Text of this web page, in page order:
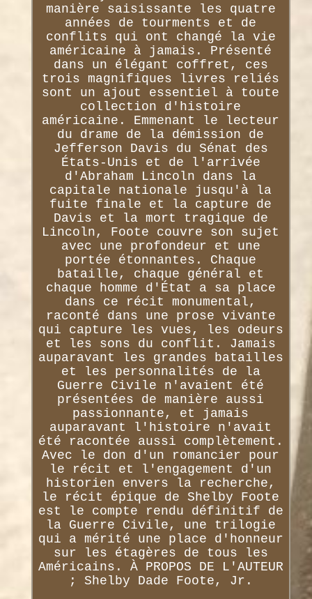
manière saisissante les quatre
années de tourments et de
conflits qui ont changé la vie
américaine à jamais. Présenté
dans un élégant coffret, ces
trois magnifiques livres reliés
sont un ajout essentiel à toute
collection d'histoire
américaine. Emmenant le lecteur
du drame de la démission de
Jefferson Davis du Sénat des
États-Unis et de l'arrivée
d'Abraham Lincoln dans la
capitale nationale jusqu'à la
fuite finale et la capture de
Davis et la mort tragique de
Lincoln, Foote couvre son sujet
avec une profondeur et une
portée étonnantes. Chaque
bataille, chaque général et
chaque homme d'État a sa place
dans ce récit monumental,
raconté dans une prose vivante
qui capture les vues, les odeurs
et les sons du conflit. Jamais
auparavant les grandes batailles
et les personnalités de la
Guerre Civile n'avaient été
présentées de manière aussi
passionnante, et jamais
auparavant l'histoire n'avait
été racontée aussi complètement.
Avec le don d'un romancier pour
le récit et l'engagement d'un
historien envers la recherche,
le récit épique de Shelby Foote
est le compte rendu définitif de
la Guerre Civile, une trilogie
qui a mérité une place d'honneur
sur les étagères de tous les
Américains. À PROPOS DE L'AUTEUR
; Shelby Dade Foote, Jr.